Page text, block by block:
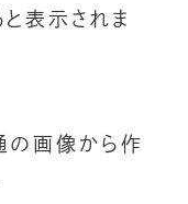
表示されま
の画像から作